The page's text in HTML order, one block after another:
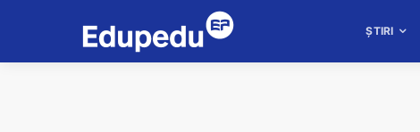
ȘTIRI